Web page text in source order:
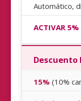
Automático,
ACTIVAR
Descuento
15% (10%